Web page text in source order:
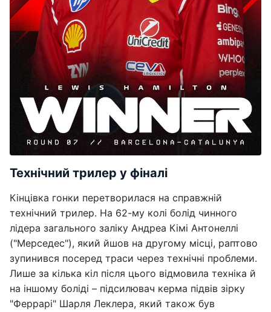
Технічний трилер у фіналі
Кінцівка гонки перетворилася на справжній
технічний трилер. На 62-му колі болід чинного
лідера загального заліку Андреа Кімі Антонеллі
("Мерседес"), який йшов на другому місці, раптово
зупинився посеред траси через технічні проблеми.
Лише за кілька кіл після цього відмовила техніка й
на іншому боліді – підсилювач керма підвів зірку
"Феррарі" Шарля Леклера, який також був